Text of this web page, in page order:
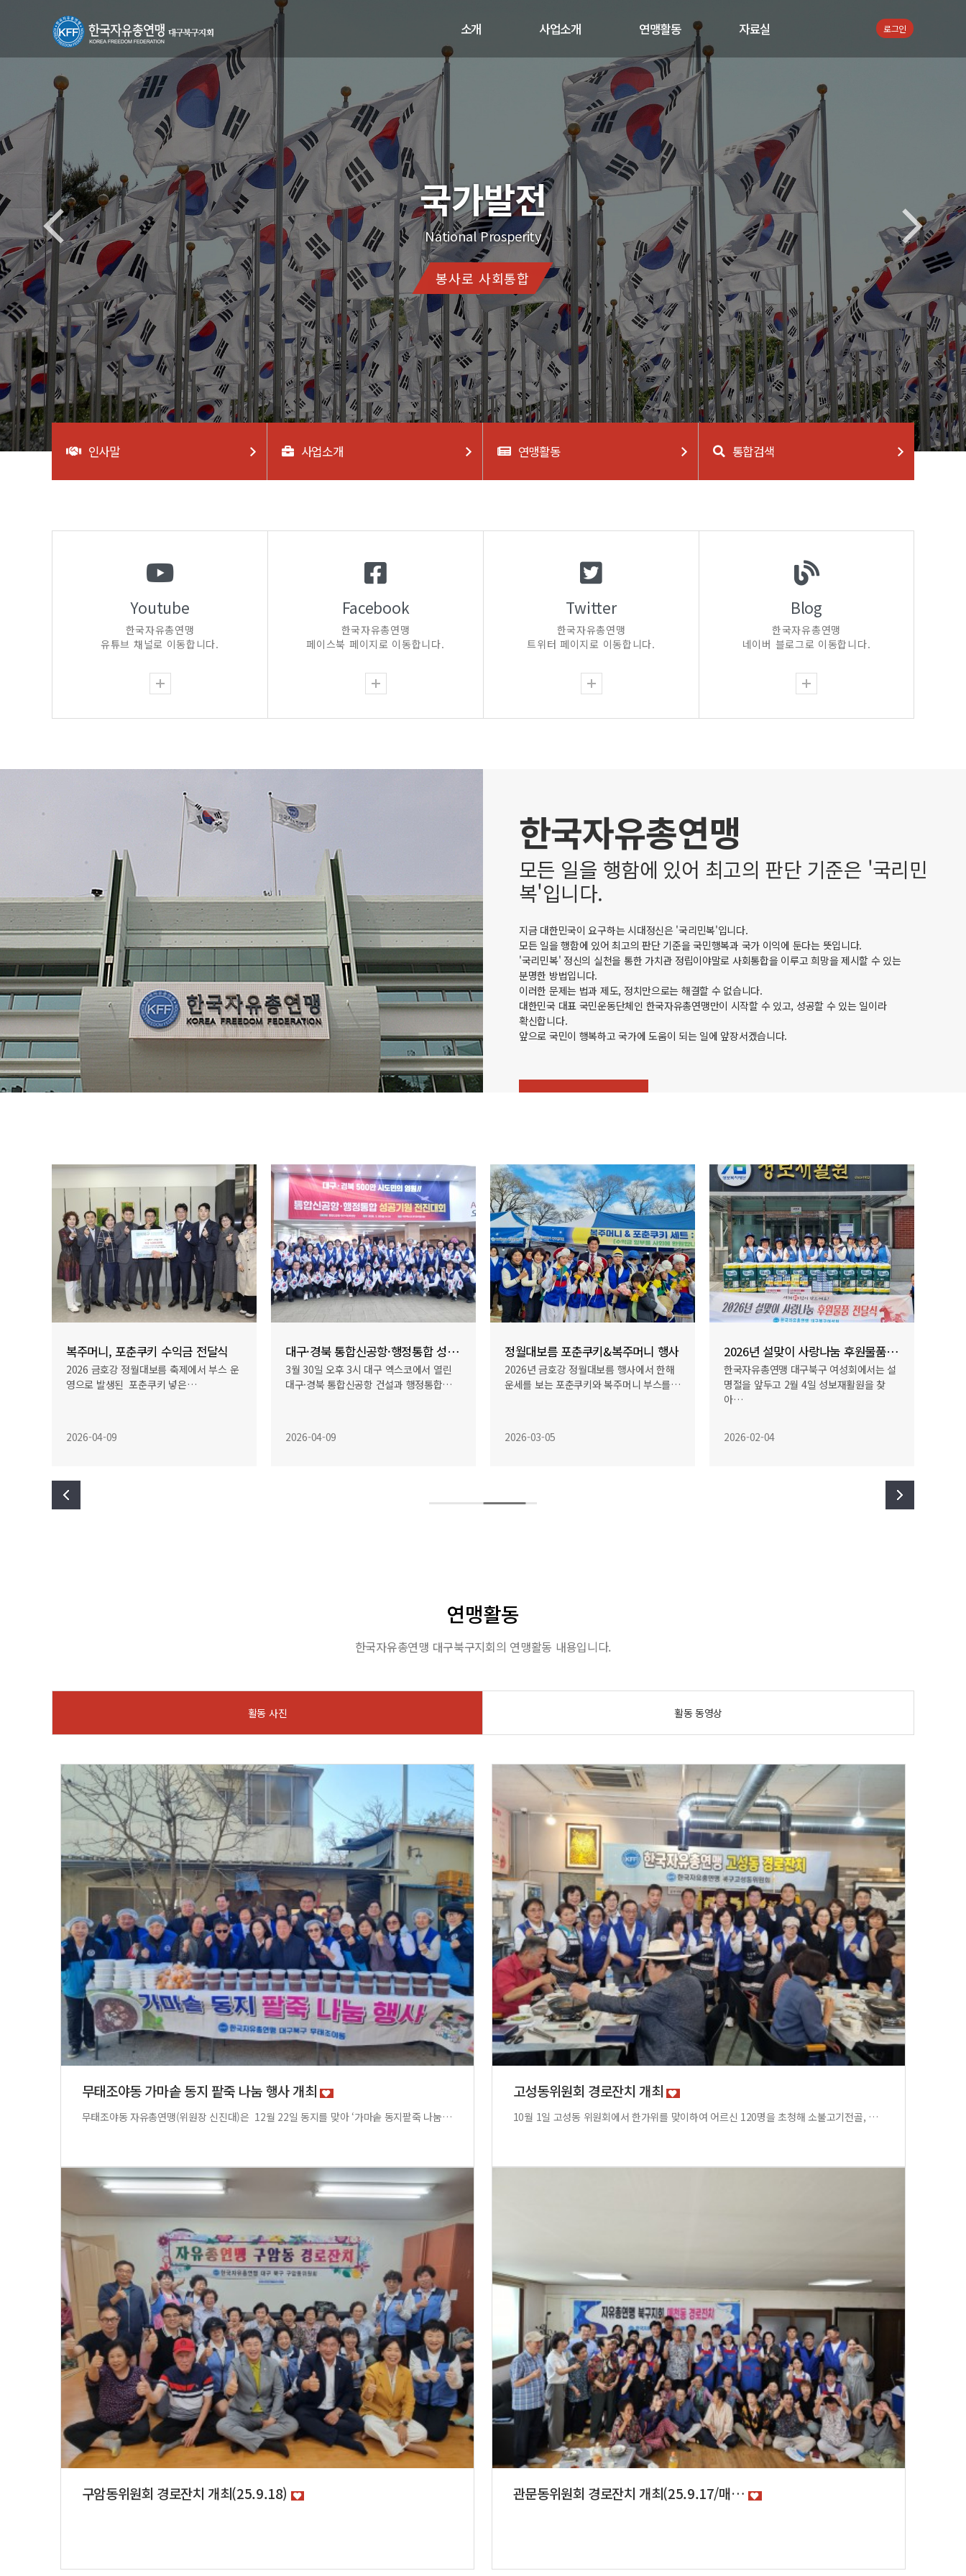
소개 사업소개
사업과 활동
연맹활동
공지사항
지회뉴스
활동 사진
활동 동영상
언론보도
자료실 로그인
인사말 사업소개 연맹활동 통합검색
Youtube
한국자유총연맹
유튜브 채널로 이동합니다.
Facebook
한국자유총연맹
페이스북 페이지로 이동합니다.
Twitter
한국자유총연맹
트위터 페이지로 이동합니다.
Blog
한국자유총연맹
네이버 블로그로 이동합니다.
한국자유총연맹
모든 일을 행함에 있어 최고의 판단 기준은 '국리민
복'입니다.
지금 대한민국이 요구하는 시대정신은 '국리민복'입니다.
모든 일을 행함에 있어 최고의 판단 기준을 국민행복과 국가 이익에 둔다는 뜻입니다.
'국리민복' 정신의 실천을 통한 가치관 정립이야말로 사회통합을 이루고 희망을 제시할 수 있는
분명한 방법입니다.
이러한 문제는 법과 제도, 정치만으로는 해결할 수 없습니다.
대한민국 대표 국민운동단체인 한국자유총연맹만이 시작할 수 있고, 성공할 수 있는 일이라
확신합니다.
앞으로 국민이 행복하고 국가에 도움이 되는 일에 앞장서겠습니다.
3월 30일 오후 3시 대구 엑스코에서 열린
대구·경북 통합신공항 건설과 행정통합…
2026-04-09
정월대보름 포춘쿠키&복주머니 행사
2026년 금호강 정월대보름 행사에서 한해
운세를 보는 포춘쿠키와 복주머니 부스를…
2026-03-05
2026년 설맞이 사랑나눔 후원물품 전달식
한국자유총연맹 대구북구 여성회에서는 설
명절을 앞두고 2월 4일 성보재활원을 찾
2026-02-04
재가노인 밑반찬 봉사
2026년 1월 23일 여성회에서는 선린복지
관 밑반찬 봉사에 참여해 순살감자탕, …
2026-02-05
연맹활동
한국자유총연맹 대구북구지회의 연맹활동 내용입니다.
활동 사진 활동 동영상
무태조야동 가마솥 동지 팥죽 나눔 행사 개최
무태조야동 자유총연맹(위원장 신진대)은 12월 22일 동지를 맞아 ‘가마솥 동지팥죽 나눔행사’를 진행하며 가마솥에 정성껏 쑨 팥죽과 시루떡, 과일등을 준비하여 관내 저소득 50세대에 전달하였습니다.
고성동위원회 경로잔치 개최
10월 1일 고성동 위원회에서 한가위를 맞이하여 어르신 120명을 초청해 소불고기전골, 잡채, 떡, 버서튀김등 정성을 다해 준비한 상차림으로 대접하였습니다.
구암동위원회 경로잔치 개최(25.9.18) 관문동위원회 경로잔치 개최(25.9.17/매…